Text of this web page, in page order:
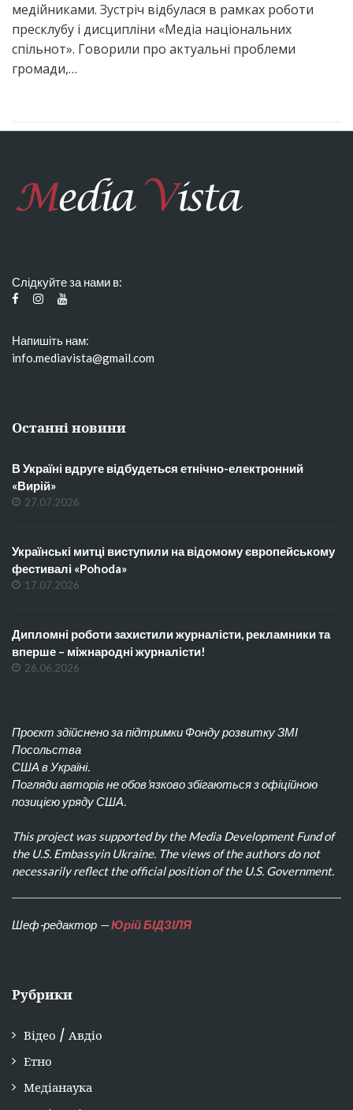
медійниками. Зустріч відбулася в рамках роботи
пресклубу і дисципліни «Медіа національних
спільнот». Говорили про актуальні проблеми
громади,…
Слідкуйте за нами в:
Напишіть нам:
info.mediavista@gmail.com
Останні новини
В Україні вдруге відбудеться етнічно-електронний
«Вирій»
27.07.2026
Українські митці виступили на відомому європейському
фестивалі «Pohoda»
17.07.2026
Дипломні роботи захистили журналісти, рекламники та
вперше – міжнародні журналісти!
26.06.2026
Проєкт здійснено за підтримки Фонду розвитку ЗМІ
Посольства
США в Україні.
Погляди авторів не обов’язково збігаються з офіційною
позицією уряду США.
This project was supported by the Media Development Fund of
the U.S. Embassyin Ukraine. The views of the authors do not
necessarily reflect the official position of the U.S. Government.
Шеф-редактор —Юрій БІДЗІЛЯ
Рубрики
Відео / Авдіо
Етно
Медіанаука